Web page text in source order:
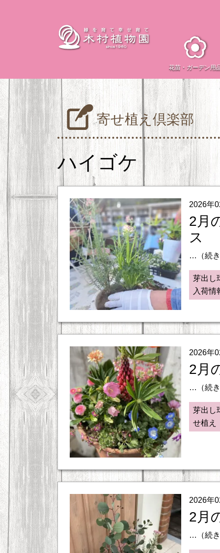
花苗・ ガーデン用
寄せ植え倶楽部
ハイゴケ
2026年
2月
ス
…（続
芽出し
入荷情
2026年
2月
…（続
芽出し
せ植え
2026年
2月
…（続